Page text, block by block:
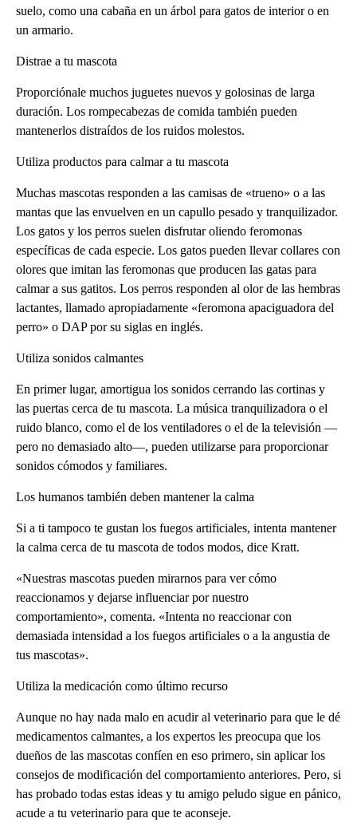
suelo, como una cabaña en un árbol para gatos de interior o en
un armario.
Distrae a tu mascota
Proporciónale muchos juguetes nuevos y golosinas de larga
duración. Los rompecabezas de comida también pueden
mantenerlos distraídos de los ruidos molestos.
Utiliza productos para calmar a tu mascota
Muchas mascotas responden a las camisas de «trueno» o a las
mantas que las envuelven en un capullo pesado y tranquilizador.
Los gatos y los perros suelen disfrutar oliendo feromonas
específicas de cada especie. Los gatos pueden llevar collares con
olores que imitan las feromonas que producen las gatas para
calmar a sus gatitos. Los perros responden al olor de las hembras
lactantes, llamado apropiadamente «feromona apaciguadora del
perro» o DAP por su siglas en inglés.
Utiliza sonidos calmantes
En primer lugar, amortigua los sonidos cerrando las cortinas y
las puertas cerca de tu mascota. La música tranquilizadora o el
ruido blanco, como el de los ventiladores o el de la televisión —
pero no demasiado alto—, pueden utilizarse para proporcionar
sonidos cómodos y familiares.
Los humanos también deben mantener la calma
Si a ti tampoco te gustan los fuegos artificiales, intenta mantener
la calma cerca de tu mascota de todos modos, dice Kratt.
«Nuestras mascotas pueden mirarnos para ver cómo
reaccionamos y dejarse influenciar por nuestro
comportamiento», comenta. «Intenta no reaccionar con
demasiada intensidad a los fuegos artificiales o a la angustia de
tus mascotas».
Utiliza la medicación como último recurso
Aunque no hay nada malo en acudir al veterinario para que le dé
medicamentos calmantes, a los expertos les preocupa que los
dueños de las mascotas confíen en eso primero, sin aplicar los
consejos de modificación del comportamiento anteriores. Pero, si
has probado todas estas ideas y tu amigo peludo sigue en pánico,
acude a tu veterinario para que te aconseje.